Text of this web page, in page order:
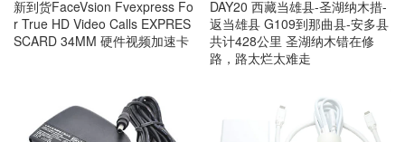
新到货FaceVsion Fvexpress Fo
r True HD Video Calls EXPRES
SCARD 34MM 硬件视频加速卡
DAY20 西藏当雄县-圣湖纳木措-
返当雄县 G109到那曲县-安多县
共计428公里 圣湖纳木错在修
路，路太烂太难走